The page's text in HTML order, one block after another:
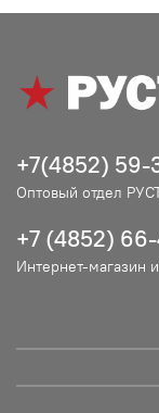
+7(4852) 59-
Оптовый отдел
+7 (4852)
Интернет-магазин